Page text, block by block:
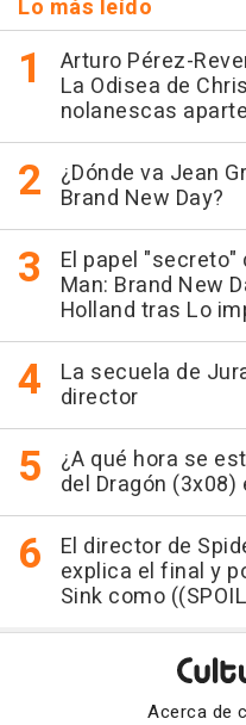
Lo más leído
Arturo Pérez-
La Odisea de
nolanescas
¿Dónde va Jean
Brand New Day?
El papel
Man: Brand New
Holland tras Lo
La secuela de
director
¿A qué hora se
del Dragón (3x08)
El director de
explica el final y
Sink como
Acerca de